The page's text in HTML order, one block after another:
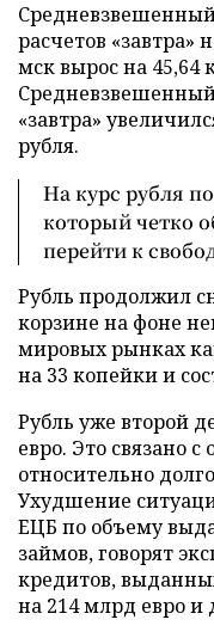
расчетов
мск вырос на 45,64
Средневзвешенный
«завтра»
рубля.
На курс рубля
который четко
перейти к
Рубль продолжил
корзине на фоне
мировых рынках
на 33 копейки и
Рубль уже второй
евро. Это связано
относительно
Ухудшение
ЕЦБ по объему
займов, говорят
кредитов,
на 214 млрд евро и